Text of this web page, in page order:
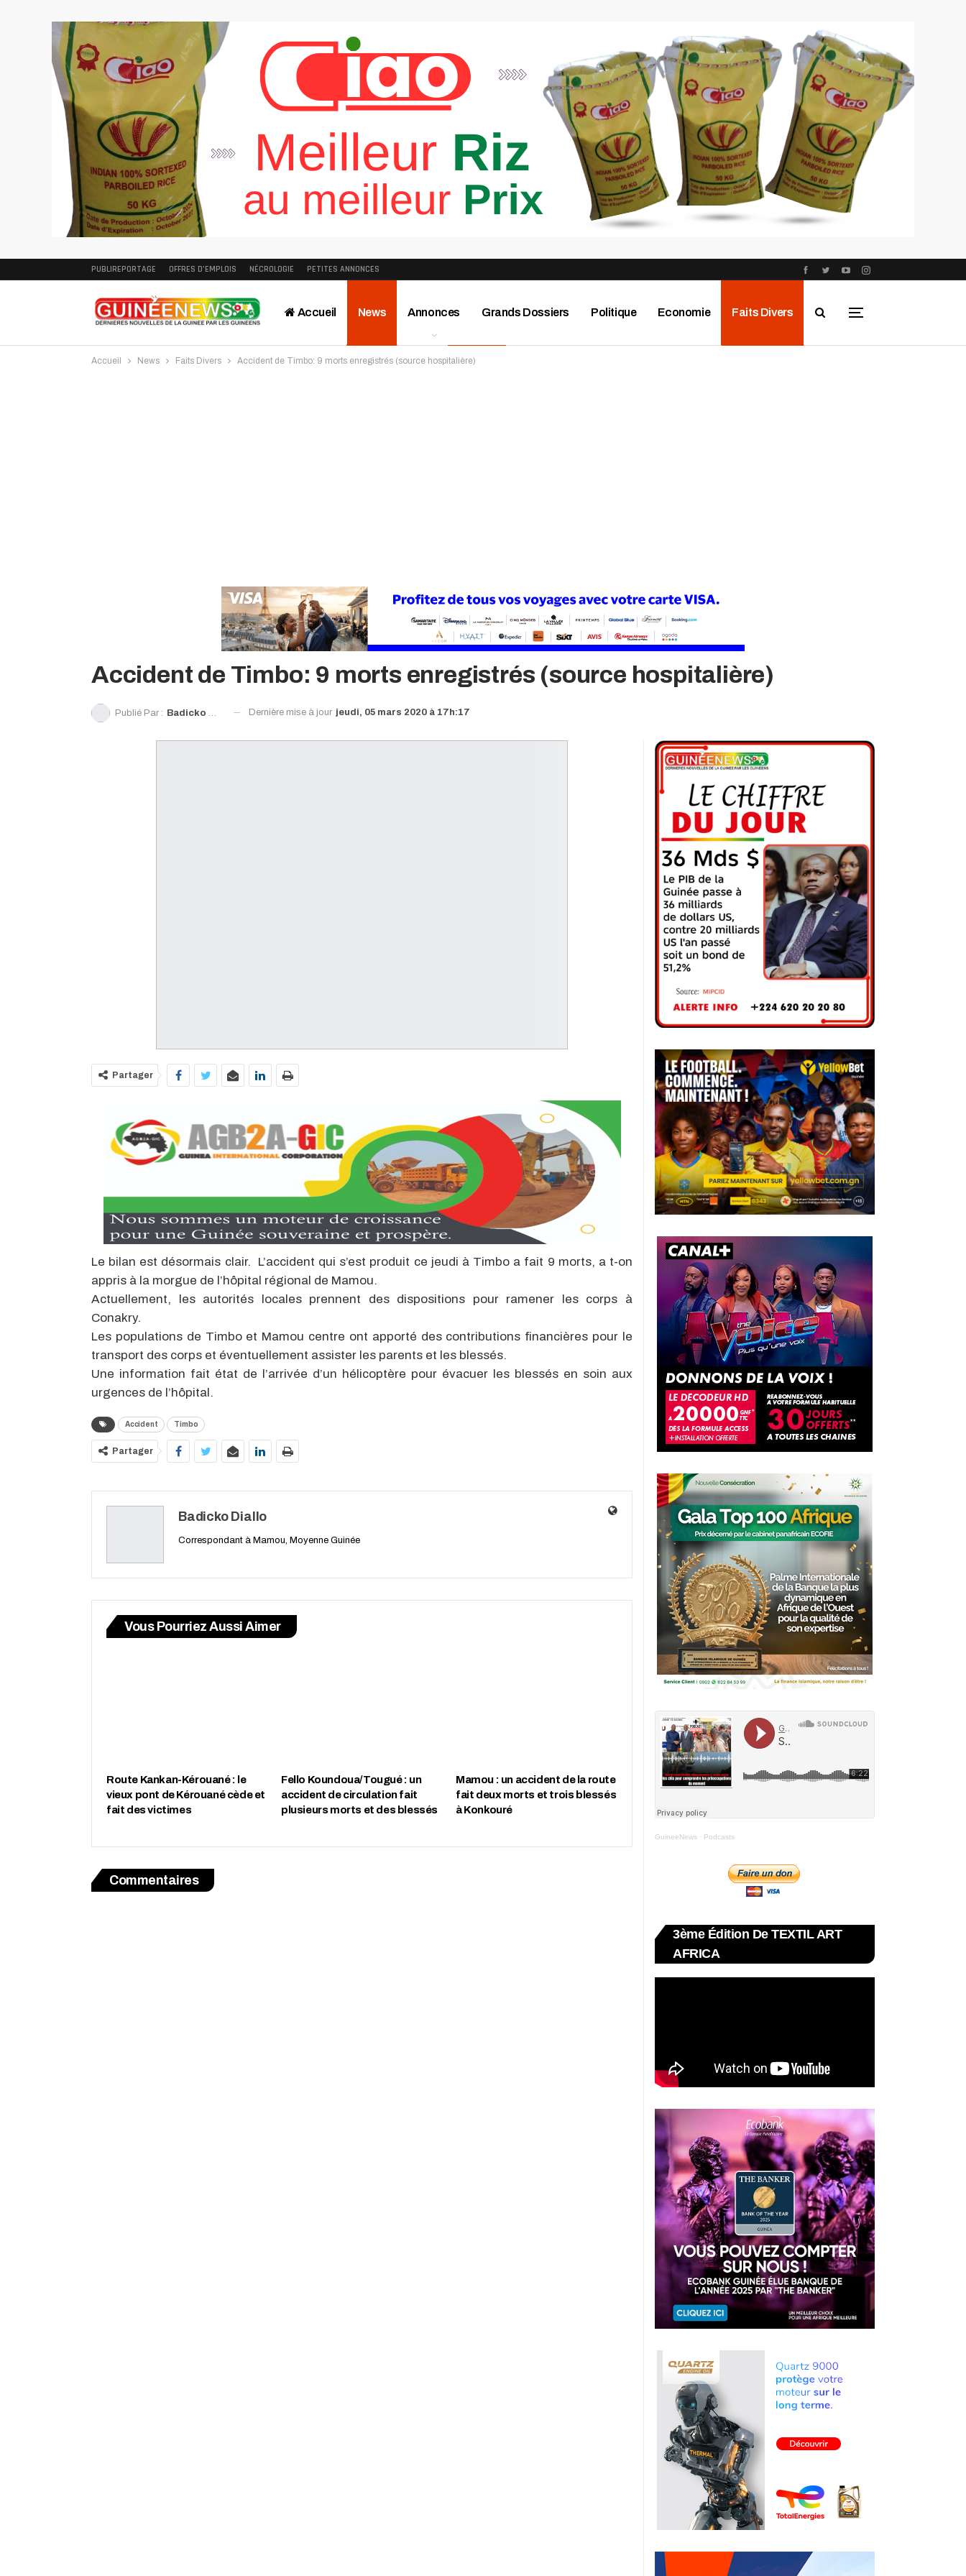
PUBLIREPORTAGE OFFRES D’EMPLOIS NÉCROLOGIE PETITES ANNONCES
Accueil News Annonces Grands Dossiers Politique Economie Faits Divers
Accueil News Faits Divers Accident de Timbo: 9 morts enregistrés (source hospitalière)
Accident de Timbo: 9 morts enregistrés (source hospitalière)
Publié Par : Badicko Diallo Dernière mise à jour jeudi, 05 mars 2020 à 17h:17
Partager
Le bilan est désormais clair. L’accident qui s’est produit ce jeudi à Timbo a fait 9 morts, a t-on
appris à la morgue de l’hôpital régional de Mamou.
Actuellement, les autorités locales prennent des dispositions pour ramener les corps à
Conakry.
Les populations de Timbo et Mamou centre ont apporté des contributions financières pour le
transport des corps et éventuellement assister les parents et les blessés.
Une information fait état de l’arrivée d’un hélicoptère pour évacuer les blessés en soin aux
urgences de l’hôpital.
Accident Timbo
Partager
Badicko Diallo
Correspondant à Mamou, Moyenne Guinée
Vous Pourriez Aussi Aimer
Route Kankan-Kérouané : le
vieux pont de Kérouané cède et
fait des victimes
Fello Koundoua/Tougué : un
accident de circulation fait
plusieurs morts et des blessés
Mamou : un accident de la route
fait deux morts et trois blessés
à Konkouré
Commentaires
GuineeNews · Podcasts
3ème Édition De TEXTIL ART
AFRICA